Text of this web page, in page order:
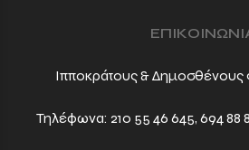
Ιπποκράτους & Δημοσθένους
Τηλέφωνα: 210 55 46 645, 694 88